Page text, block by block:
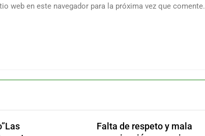
web en este navegador para la próxima vez que comente.
Falta de respeto y mala